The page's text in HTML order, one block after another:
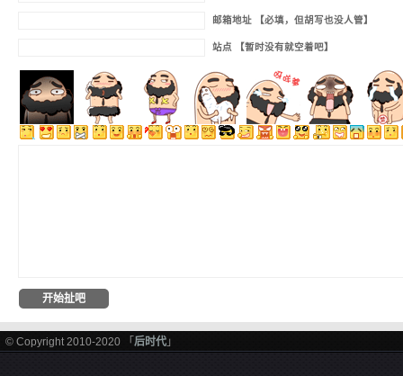
邮箱地址 【必填，但胡写也没人管】
站点 【暂时没有就空着吧】
© Copyright 2010-2020 「 后时代 」